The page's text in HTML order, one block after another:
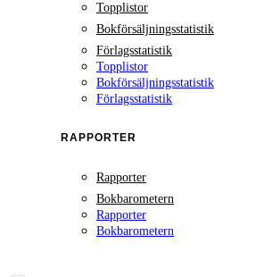
Topplistor
Bokförsäljningsstatistik
Förlagsstatistik
Topplistor
Bokförsäljningsstatistik
Förlagsstatistik
RAPPORTER
Rapporter
Bokbarometern
Rapporter
Bokbarometern